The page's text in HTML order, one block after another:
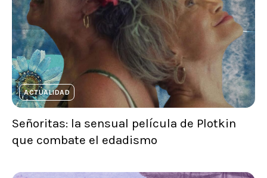
ACTUALIDAD
Señoritas: la sensual película de Plotkin
que combate el edadismo